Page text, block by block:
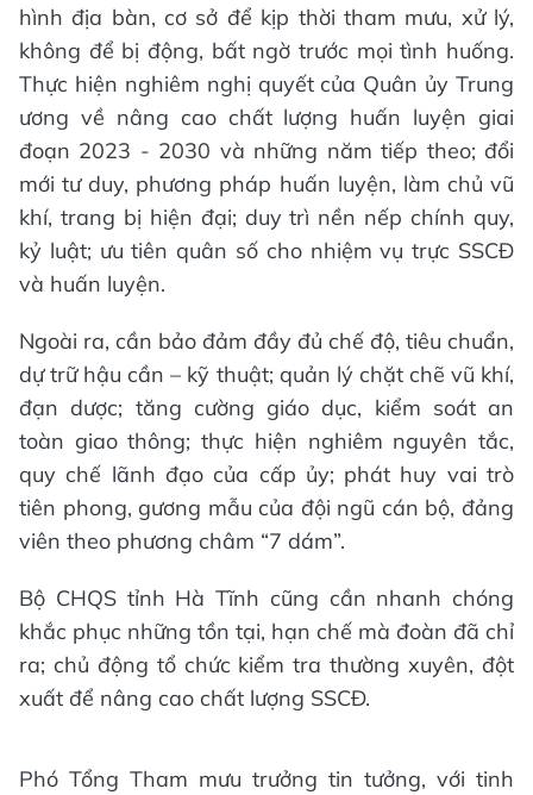
hình địa bàn, cơ sở để kịp thời tham mưu, xử lý,
không để bị động, bất ngờ trước mọi tình huống.
Thực hiện nghiêm nghị quyết của Quân ủy Trung
ương về nâng cao chất lượng huấn luyện giai
đoạn 2023 - 2030 và những năm tiếp theo; đổi
mới tư duy, phương pháp huấn luyện, làm chủ vũ
khí, trang bị hiện đại; duy trì nền nếp chính quy,
kỷ luật; ưu tiên quân số cho nhiệm vụ trực SSCĐ
và huấn luyện.
Ngoài ra, cần bảo đảm đầy đủ chế độ, tiêu chuẩn,
dự trữ hậu cần – kỹ thuật; quản lý chặt chẽ vũ khí,
đạn dược; tăng cường giáo dục, kiểm soát an
toàn giao thông; thực hiện nghiêm nguyên tắc,
quy chế lãnh đạo của cấp ủy; phát huy vai trò
tiên phong, gương mẫu của đội ngũ cán bộ, đảng
viên theo phương châm “7 dám”.
Bộ CHQS tỉnh Hà Tĩnh cũng cần nhanh chóng
khắc phục những tồn tại, hạn chế mà đoàn đã chỉ
ra; chủ động tổ chức kiểm tra thường xuyên, đột
xuất để nâng cao chất lượng SSCĐ.
Phó Tổng Tham mưu trưởng tin tưởng, với tinh